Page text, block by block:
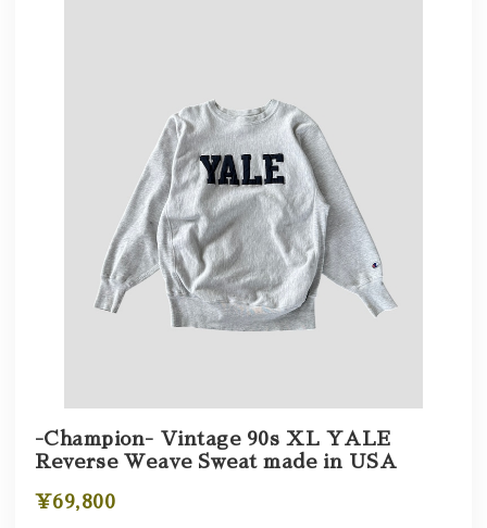
-Champion- Vintage 90s XL YALE
Reverse Weave Sweat made in USA
¥69,800